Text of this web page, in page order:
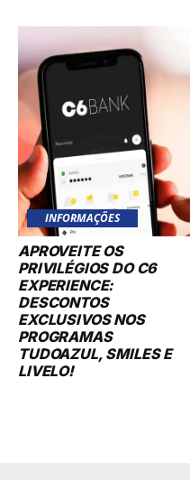
INFORMAÇÕES
APROVEITE OS
PRIVILÉGIOS DO C6
EXPERIENCE:
DESCONTOS
EXCLUSIVOS NOS
PROGRAMAS
TUDOAZUL, SMILES E
LIVELO!